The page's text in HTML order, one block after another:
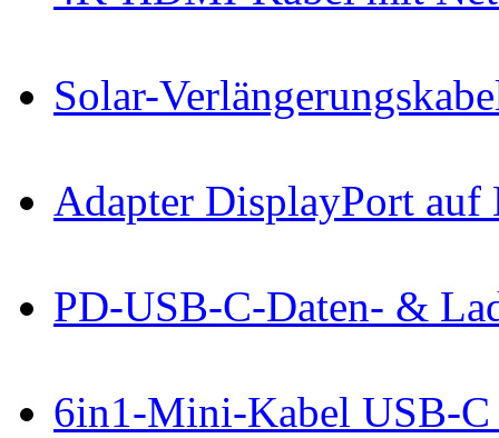
Solar-
Adapter DisplayPort
PD-USB-C-Daten- &
6in1-Mini-Kabel USB-